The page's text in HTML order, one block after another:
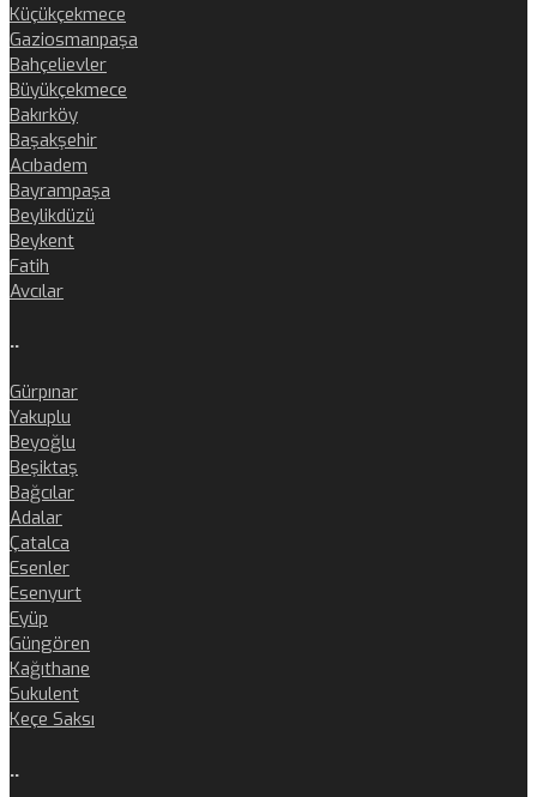
Küçükçekmece
Gaziosmanpaşa
Bahçelievler
Büyükçekmece
Bakırköy
Başakşehir
Acıbadem
Bayrampaşa
Beylikdüzü
Beykent
Fatih
Avcılar
..
Gürpınar
Yakuplu
Beyoğlu
Beşiktaş
Bağcılar
Adalar
Çatalca
Esenler
Esenyurt
Eyüp
Güngören
Kağıthane
Sukulent
Keçe Saksı
..